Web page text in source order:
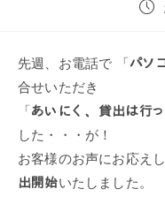
先週、お電話で 「パソ
合せいただき
「あいにく、貸出は行
した・・・が！
お客様のお声にお応えし
出開始いたしました。